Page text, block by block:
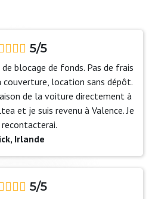
5/5
blocage de fonds. Pas de frais
location sans dépôt.
de la voiture directement à
et je suis revenu à Valence. Je
Irlande
5/5